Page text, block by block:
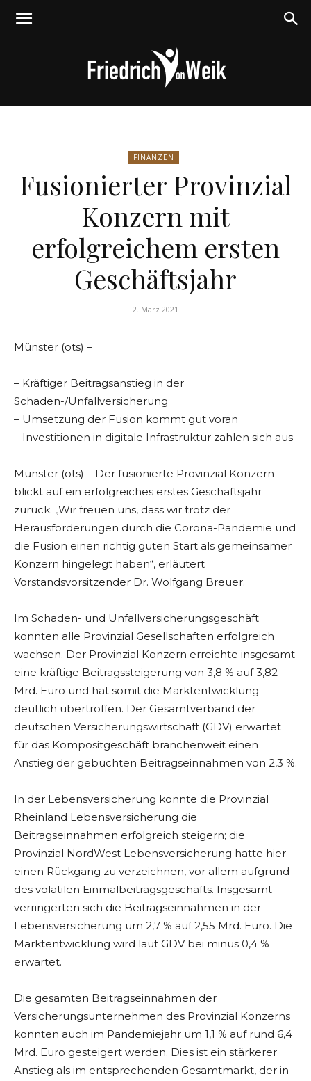
von
Weik
FINANZEN
Fusionierter Provinzial
Konzern mit
erfolgreichem ersten
Geschäftsjahr
2. März 2021
Münster (ots) –
– Kräftiger Beitragsanstieg in der
Schaden-/Unfallversicherung
– Umsetzung der Fusion kommt gut voran
– Investitionen in digitale Infrastruktur zahlen sich aus
Münster (ots) – Der fusionierte Provinzial Konzern
blickt auf ein erfolgreiches erstes Geschäftsjahr
zurück. „Wir freuen uns, dass wir trotz der
Herausforderungen durch die Corona-Pandemie und
die Fusion einen richtig guten Start als gemeinsamer
Konzern hingelegt haben“, erläutert
Vorstandsvorsitzender Dr. Wolfgang Breuer.
Im Schaden- und Unfallversicherungsgeschäft
konnten alle Provinzial Gesellschaften erfolgreich
wachsen. Der Provinzial Konzern erreichte insgesamt
eine kräftige Beitragssteigerung von 3,8 % auf 3,82
Mrd. Euro und hat somit die Marktentwicklung
deutlich übertroffen. Der Gesamtverband der
deutschen Versicherungswirtschaft (GDV) erwartet
für das Kompositgeschäft branchenweit einen
Anstieg der gebuchten Beitragseinnahmen von 2,3 %.
In der Lebensversicherung konnte die Provinzial
Rheinland Lebensversicherung die
Beitragseinnahmen erfolgreich steigern; die
Provinzial NordWest Lebensversicherung hatte hier
einen Rückgang zu verzeichnen, vor allem aufgrund
des volatilen Einmalbeitragsgeschäfts. Insgesamt
verringerten sich die Beitragseinnahmen in der
Lebensversicherung um 2,7 % auf 2,55 Mrd. Euro. Die
Marktentwicklung wird laut GDV bei minus 0,4 %
erwartet.
Die gesamten Beitragseinnahmen der
Versicherungsunternehmen des Provinzial Konzerns
konnten auch im Pandemiejahr um 1,1 % auf rund 6,4
Mrd. Euro gesteigert werden. Dies ist ein stärkerer
Anstieg als im entsprechenden Gesamtmarkt, der in